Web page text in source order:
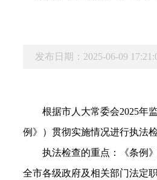
发布日期：2025-06-09
根据市人大常委会2025年
例》）贯彻实施情况进行执法检
执法检查的重点：《条例
全市各级政府及相关部门法定